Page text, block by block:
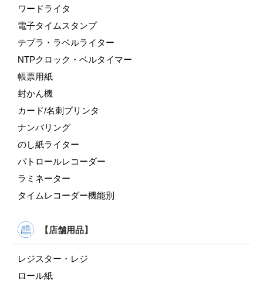
ワードライタ
電子タイムスタンプ
テプラ・ラベルライター
NTPクロック・ベルタイマー
帳票用紙
封かん機
カード/名刺プリンタ
ナンバリング
のし紙ライター
パトロールレコーダー
ラミネーター
タイムレコーダー機能別
【店舗用品】
レジスター・レジ
ロール紙